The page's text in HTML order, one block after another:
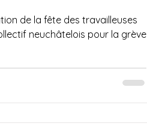
de la fête des travailleuses
neuchâtelois pour la grève